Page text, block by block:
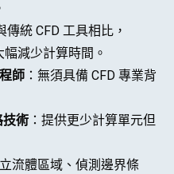
傳統 CFD 工具相比，
幅減少計算時間。
師 ：無須具備 CFD 專業背
術 ：提供更少計算單元但
流體區域、偵測邊界條